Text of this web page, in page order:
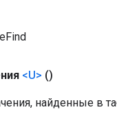
<U> ()
найденные в